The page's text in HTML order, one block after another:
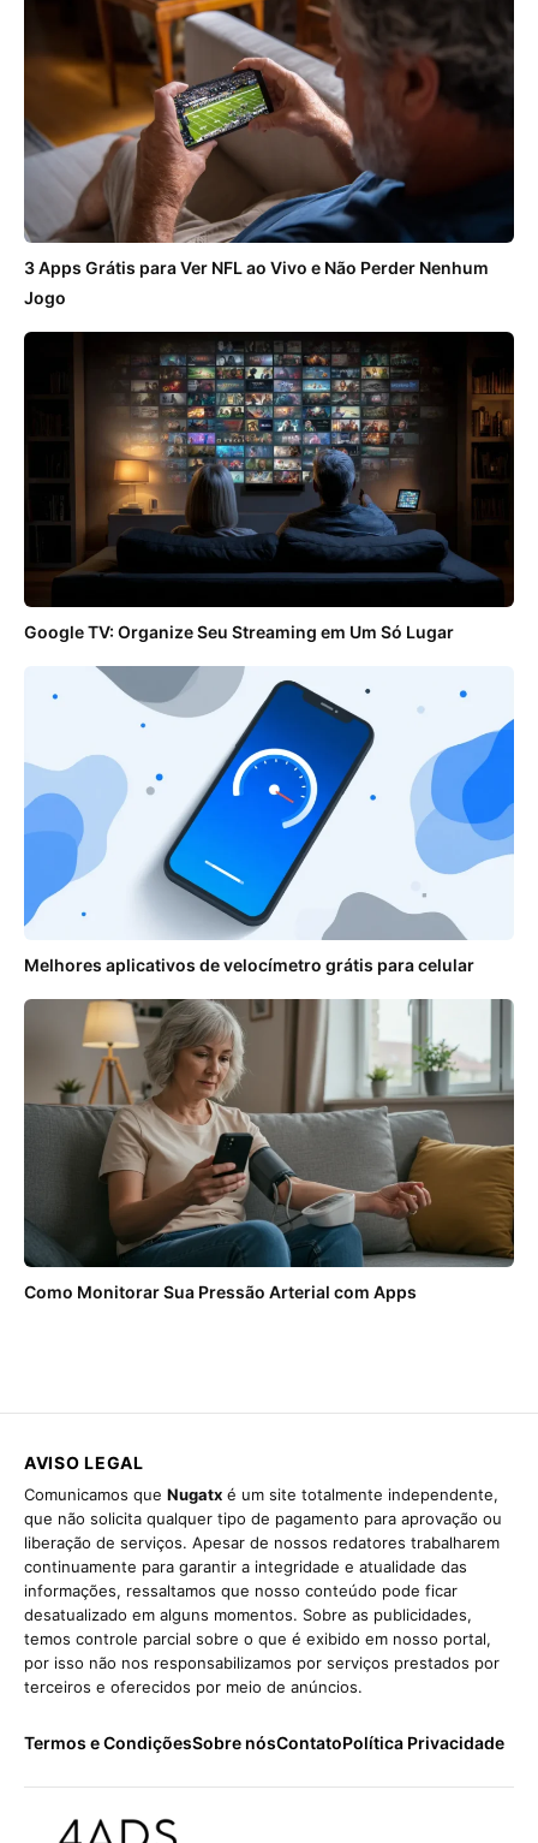
3 Apps Grátis para Ver NFL ao Vivo e Não Perder Nenhum
Jogo
Google TV: Organize Seu Streaming em Um Só Lugar
Melhores aplicativos de velocímetro grátis para celular
Como Monitorar Sua Pressão Arterial com Apps
AVISO LEGAL
Comunicamos que Nugatx é um site totalmente independente,
que não solicita qualquer tipo de pagamento para aprovação ou
liberação de serviços. Apesar de nossos redatores trabalharem
continuamente para garantir a integridade e atualidade das
informações, ressaltamos que nosso conteúdo pode ficar
desatualizado em alguns momentos. Sobre as publicidades,
temos controle parcial sobre o que é exibido em nosso portal,
por isso não nos responsabilizamos por serviços prestados por
terceiros e oferecidos por meio de anúncios.
Termos e CondiçõesSobre nósContatoPolítica Privacidade